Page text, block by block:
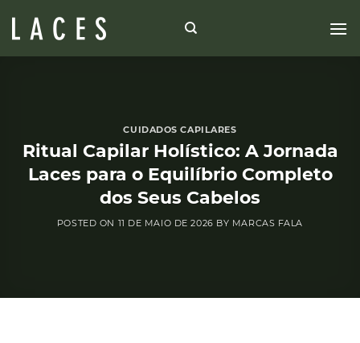
CUIDADOS CAPILARES
Ritual Capilar Holístico: A Jornada
Laces para o Equilíbrio Completo
dos Seus Cabelos
POSTED ON 11 DE MAIO DE 2026 BY MARCAS FALA